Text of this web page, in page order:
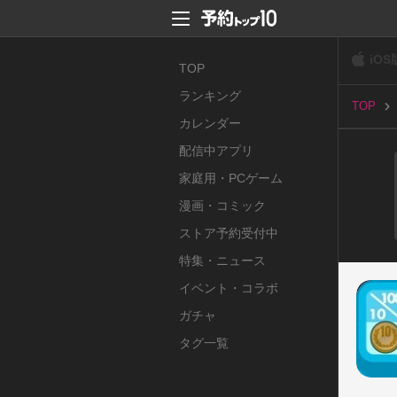
TOP
ランキング
カレンダー
配信中アプリ
家庭用・PCゲーム
漫画・コミック
ストア予約受付中
特集・ニュース
イベント・コラボ
ガチャ
タグ一覧
TOP